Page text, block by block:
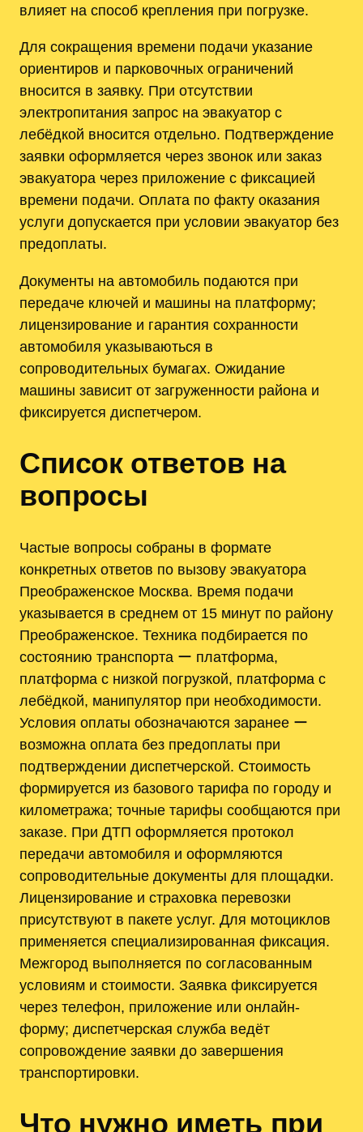
влияет на способ крепления при погрузке.
Для сокращения времени подачи указание
ориентиров и парковочных ограничений
вносится в заявку. При отсутствии
электропитания запрос на эвакуатор с
лебёдкой вносится отдельно. Подтверждение
заявки оформляется через звонок или заказ
эвакуатора через приложение с фиксацией
времени подачи. Оплата по факту оказания
услуги допускается при условии эвакуатор без
предоплаты.
Документы на автомобиль подаются при
передаче ключей и машины на платформу;
лицензирование и гарантия сохранности
автомобиля указываються в
сопроводительных бумагах. Ожидание
машины зависит от загруженности района и
фиксируется диспетчером.
Список ответов на
вопросы
Частые вопросы собраны в формате
конкретных ответов по вызову эвакуатора
Преображенское Москва. Время подачи
указывается в среднем от 15 минут по району
Преображенское. Техника подбирается по
состоянию транспорта ー платформа,
платформа с низкой погрузкой, платформа с
лебёдкой, манипулятор при необходимости.
Условия оплаты обозначаются заранее ー
возможна оплата без предоплаты при
подтверждении диспетчерской. Стоимость
формируется из базового тарифа по городу и
километража; точные тарифы сообщаются при
заказе. При ДТП оформляется протокол
передачи автомобиля и оформляются
сопроводительные документы для площадки.
Лицензирование и страховка перевозки
присутствуют в пакете услуг. Для мотоциклов
применяется специализированная фиксация.
Межгород выполняется по согласованным
условиям и стоимости. Заявка фиксируется
через телефон, приложение или онлайн-
форму; диспетчерская служба ведёт
сопровождение заявки до завершения
транспортировки.
Что нужно иметь при